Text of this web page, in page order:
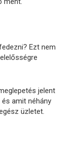
Ezt nem
jelent
amit néhány
üzletet.